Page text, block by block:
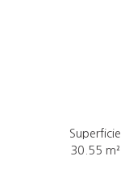
Superficie
30.55 m²